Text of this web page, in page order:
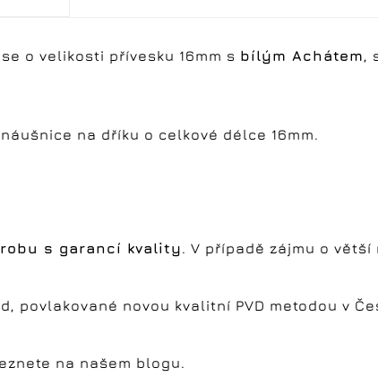
o velikosti přívesku 16mm s bílým Achátem,
na dříku o celkové délce 16mm.
s garancí kvality. V případě zájmu o
povlakované novou kvalitní PVD metodou v
na našem blogu.